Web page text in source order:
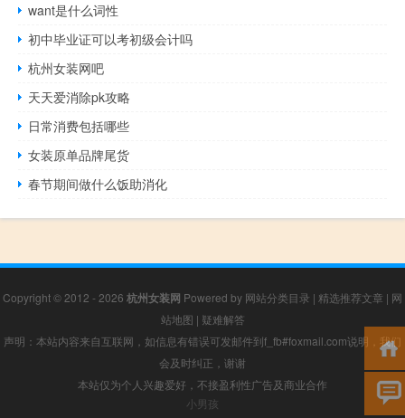
want是什么词性
初中毕业证可以考初级会计吗
杭州女装网吧
天天爱消除pk攻略
日常消费包括哪些
女装原单品牌尾货
春节期间做什么饭助消化
Copyright © 2012 - 2026 杭州女装网 Powered by 网站分类目录 | 精选推荐文章 | 网
站地图 | 疑难解答
声明：本站内容来自互联网，如信息有错误可发邮件到f_fb#foxmail.com说明，我们
会及时纠正，谢谢
本站仅为个人兴趣爱好，不接盈利性广告及商业合作
小男孩